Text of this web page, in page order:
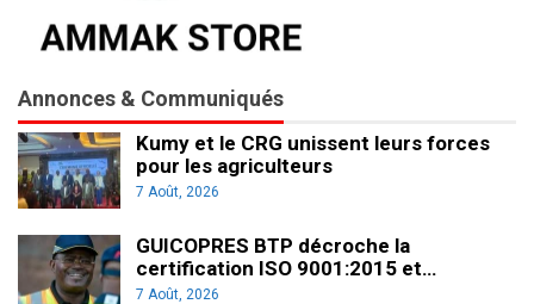
Annonces & Communiqués
Kumy et le CRG unissent leurs forces
pour les agriculteurs
7 Août, 2026
GUICOPRES BTP décroche la
certification ISO 9001:2015 et…
7 Août, 2026